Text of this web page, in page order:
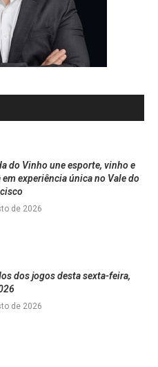
do Vinho une esporte, vinho e
em experiência única no Vale do
de 2026
dos jogos desta sexta-feira,
de 2026